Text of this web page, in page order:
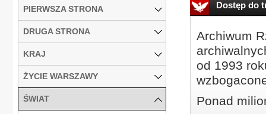
Dostęp do
Archiwum
od 1993
Ponad
PIERWSZA STRONA
DRUGA STRONA
KRAJ
ŻYCIE WARSZAWY
ŚWIAT